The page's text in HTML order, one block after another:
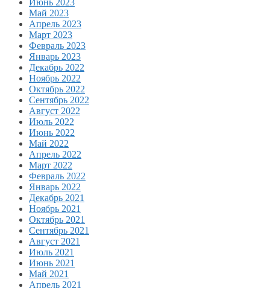
Июнь 2023
Май 2023
Апрель 2023
Март 2023
Февраль 2023
Январь 2023
Декабрь 2022
Ноябрь 2022
Октябрь 2022
Сентябрь 2022
Август 2022
Июль 2022
Июнь 2022
Май 2022
Апрель 2022
Март 2022
Февраль 2022
Январь 2022
Декабрь 2021
Ноябрь 2021
Октябрь 2021
Сентябрь 2021
Август 2021
Июль 2021
Июнь 2021
Май 2021
Апрель 2021